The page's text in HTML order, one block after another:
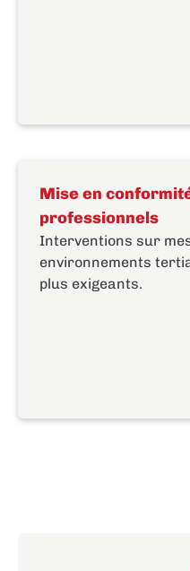
Mise en
professionnels
Interventions sur
environnements
plus exigeants.